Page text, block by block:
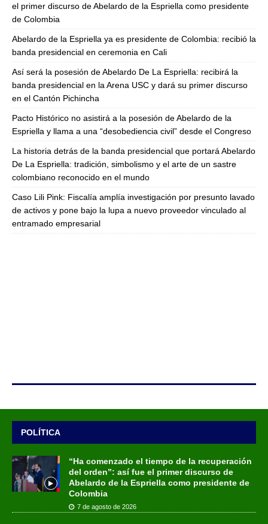
el primer discurso de Abelardo de la Espriella como presidente
de Colombia
Abelardo de la Espriella ya es presidente de Colombia: recibió la
banda presidencial en ceremonia en Cali
Así será la posesión de Abelardo De La Espriella: recibirá la
banda presidencial en la Arena USC y dará su primer discurso
en el Cantón Pichincha
Pacto Histórico no asistirá a la posesión de Abelardo de la
Espriella y llama a una “desobediencia civil” desde el Congreso
La historia detrás de la banda presidencial que portará Abelardo
De La Espriella: tradición, simbolismo y el arte de un sastre
colombiano reconocido en el mundo
Caso Lili Pink: Fiscalía amplía investigación por presunto lavado
de activos y pone bajo la lupa a nuevo proveedor vinculado al
entramado empresarial
POLÍTICA
“Ha comenzado el tiempo de la recuperación
del orden”: así fue el primer discurso de
Abelardo de la Espriella como presidente de
Colombia
7 de agosto de 2026